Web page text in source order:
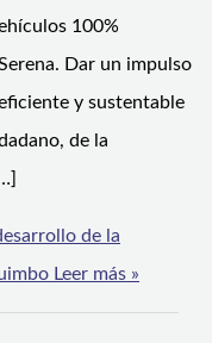
100%
Dar un impulso
y sustentable
de la
de la
Leer más »